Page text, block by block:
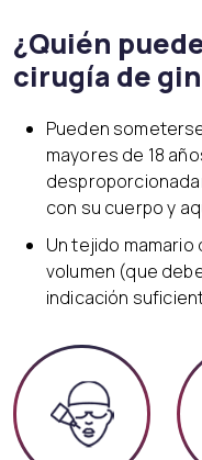
¿Quién
cirugía de
Pueden
mayores de 18
con su cuerpo y
Un tejido mamario
volumen (que
indicación